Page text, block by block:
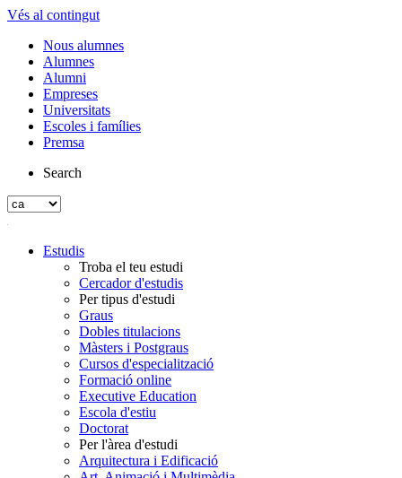
Vés al contingut
Nous alumnes
Alumnes
Alumni
Empreses
Universitats
Escoles i famílies
Premsa
Search
Estudis
Troba el teu estudi
Cercador d'estudis
Per tipus d'estudi
Graus
Dobles titulacions
Màsters i Postgraus
Cursos d'especialització
Formació online
Executive Education
Escola d'estiu
Doctorat
Per l'àrea d'estudi
Arquitectura i Edificació